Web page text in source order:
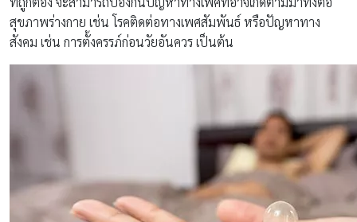
สุขภาพร่างกาย เช่น โรคติดต่อทางเพศสัมพันธ์ หรือปัญหาทาง
สังคม เช่น การตั้งครรภ์ก่อนวัยอันควร เป็นต้น